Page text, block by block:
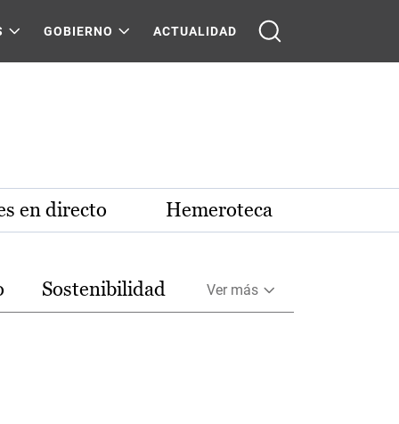
GOBIERNO ACTUALIDAD
en directo Hemeroteca
Sostenibilidad Ver más